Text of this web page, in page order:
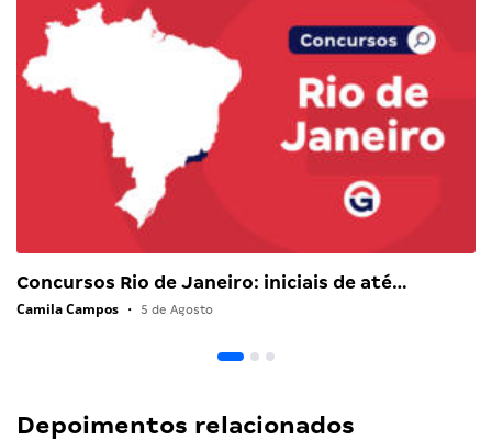
Concursos Rio de Janeiro: iniciais de até…
Camila Campos • 5 de Agosto
Depoimentos relacionados